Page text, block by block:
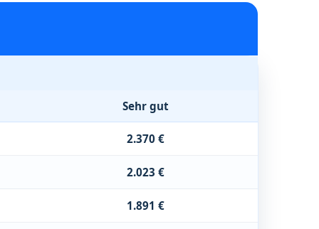
Sehr gut
2.370 €
2.023 €
1.891 €